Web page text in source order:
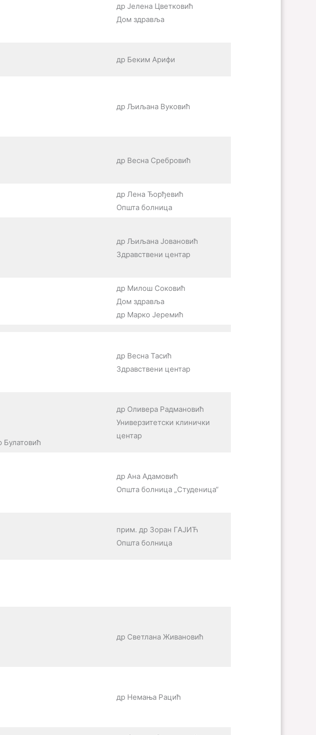
др Јелена Цветковић
Дом здравља
др Беким Арифи
др Љиљана Вуковић
др Весна Сребровић
др Лена Ђорђевић
Општа болница
др Љиљана Јовановић
Здравствени центар
др Милош Соковић
Дом здравља
др Марко Јеремић
др Весна Тасић
Здравствени центар
др Оливера Радмановић
Универзитетски клинички
центар
др Ана Адамовић
Општа болница „Студеница“
прим. др Зоран ГАЈИЋ
Општа болница
др Светлана Живановић
др Немања Рацић